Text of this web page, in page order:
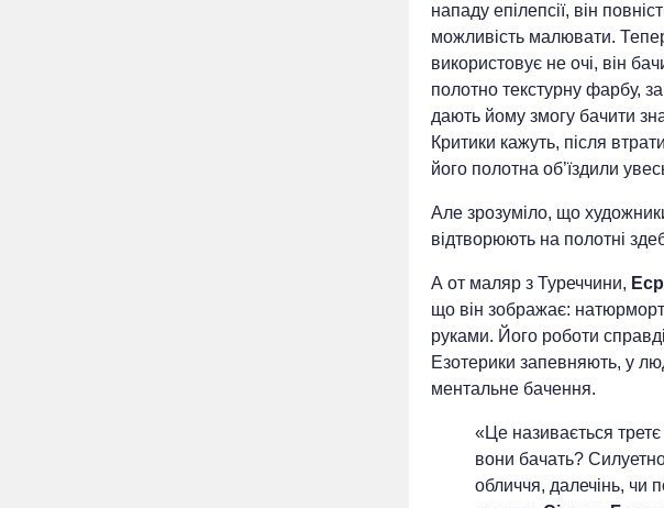
нападу епілепсії, він
можливість малювати.
використовує не очі, він
полотно текстурну фарбу,
дають йому змогу бачити
Критики кажуть, після
його полотна об’їздили
Але зрозуміло, що
відтворюють на полотні
А от маляр з Туреччини,
що він зображає:
руками. Його роботи
Езотерики запевняють, у
ментальне бачення.
«Це називається
вони бачать?
обличчя, далечінь, чи